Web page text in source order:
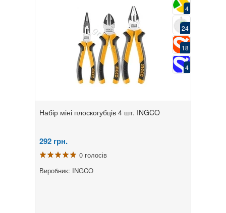
4
24
18
4
Набір міні плоскогубців 4 шт. INGCO
292 грн.
0 голосів
Виробник: INGCO